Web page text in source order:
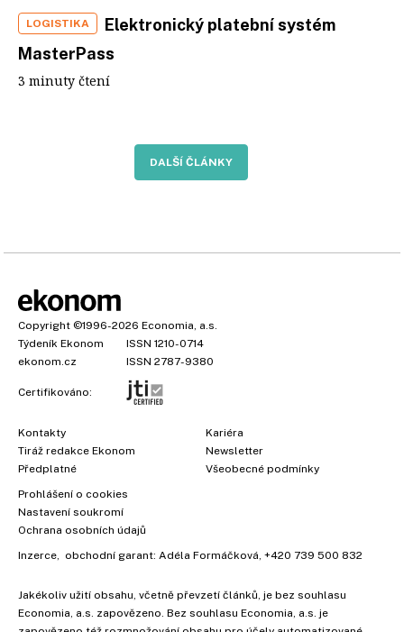
LOGISTIKA
Elektronický platební systém
MasterPass
3 minuty čtení
DALŠÍ ČLÁNKY
Copyright ©1996-2026 Economia, a.s.
Týdeník Ekonom
ISSN 1210-0714
ekonom.cz
ISSN 2787-9380
Certifikováno:
Kontakty
Tiráž redakce Ekonom
Předplatné
Kariéra
Newsletter
Všeobecné podmínky
Prohlášení o cookies
Nastavení soukromí
Ochrana osobních údajů
Inzerce, obchodní garant: Adéla Formáčková, +420 739 500 832
Jakékoliv užití obsahu, včetně převzetí článků, je bez souhlasu
Economia, a.s. zapovězeno. Bez souhlasu Economia, a.s. je